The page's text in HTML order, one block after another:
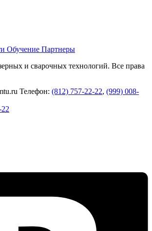
Обучение Партнеры
и сварочных технологий. Все права
Телефон: (812) 757-22-22, (999) 008-